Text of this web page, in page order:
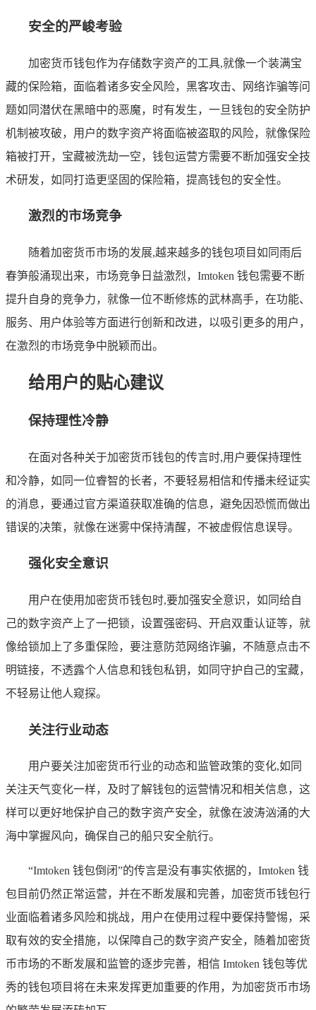
安全的严峻考验
加密货币钱包作为存储数字资产的工具,就像一个装满宝
藏的保险箱，面临着诸多安全风险，黑客攻击、网络诈骗等问
题如同潜伏在黑暗中的恶魔，时有发生，一旦钱包的安全防护
机制被攻破，用户的数字资产将面临被盗取的风险，就像保险
箱被打开，宝藏被洗劫一空，钱包运营方需要不断加强安全技
术研发，如同打造更坚固的保险箱，提高钱包的安全性。
激烈的市场竞争
随着加密货币市场的发展,越来越多的钱包项目如同雨后
春笋般涌现出来，市场竞争日益激烈，Imtoken 钱包需要不断
提升自身的竞争力，就像一位不断修炼的武林高手，在功能、
服务、用户体验等方面进行创新和改进，以吸引更多的用户，
在激烈的市场竞争中脱颖而出。
给用户的贴心建议
保持理性冷静
在面对各种关于加密货币钱包的传言时,用户要保持理性
和冷静，如同一位睿智的长者，不要轻易相信和传播未经证实
的消息，要通过官方渠道获取准确的信息，避免因恐慌而做出
错误的决策，就像在迷雾中保持清醒，不被虚假信息误导。
强化安全意识
用户在使用加密货币钱包时,要加强安全意识，如同给自
己的数字资产上了一把锁，设置强密码、开启双重认证等，就
像给锁加上了多重保险，要注意防范网络诈骗，不随意点击不
明链接，不透露个人信息和钱包私钥，如同守护自己的宝藏，
不轻易让他人窥探。
关注行业动态
用户要关注加密货币行业的动态和监管政策的变化,如同
关注天气变化一样，及时了解钱包的运营情况和相关信息，这
样可以更好地保护自己的数字资产安全，就像在波涛汹涌的大
海中掌握风向，确保自己的船只安全航行。
“Imtoken 钱包倒闭”的传言是没有事实依据的，Imtoken 钱
包目前仍然正常运营，并在不断发展和完善，加密货币钱包行
业面临着诸多风险和挑战，用户在使用过程中要保持警惕，采
取有效的安全措施，以保障自己的数字资产安全，随着加密货
币市场的不断发展和监管的逐步完善，相信 Imtoken 钱包等优
秀的钱包项目将在未来发挥更加重要的作用，为加密货币市场